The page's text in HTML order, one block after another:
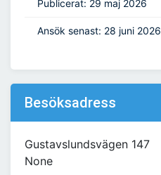
Publicerat: 29 maj 2026
Ansök senast: 28 juni 2026
Besöksadress
Gustavslundsvägen 147
None